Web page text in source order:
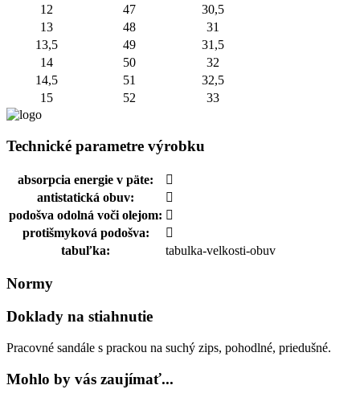
12
47
30,5
13
48
31
13,5
49
31,5
14
50
32
14,5
51
32,5
15
52 33
Technické parametre výrobku
absorpcia energie v päte:
antistatická obuv:
podošva odolná voči olejom:
protišmyková podošva:
tabuľka:
tabulka-velkosti-obuv
Normy
Doklady na stiahnutie
Pracovné sandále s prackou na suchý zips, pohodlné, priedušné.
Mohlo by vás zaujímať...